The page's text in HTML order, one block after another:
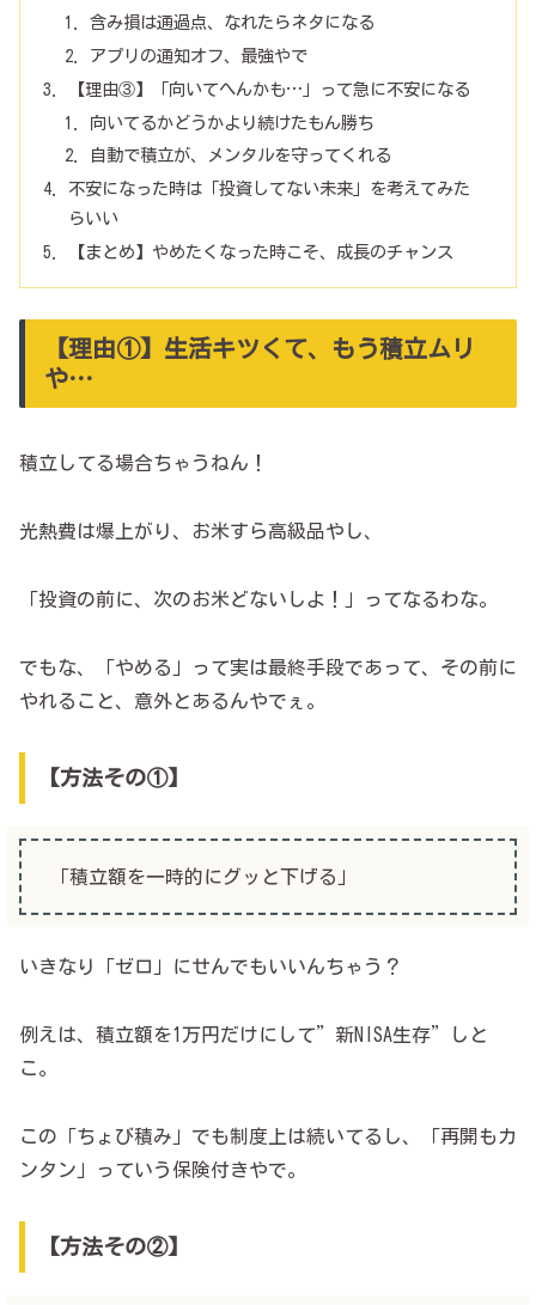
含み損は通過点、なれたらネタになる
アプリの通知オフ、最強やで
【理由③】「向いてへんかも…」って急に不安になる
向いてるかどうかより続けたもん勝ち
自動で積立が、メンタルを守ってくれる
不安になった時は「投資してない未来」を考えてみた
らいい
【まとめ】やめたくなった時こそ、成長のチャンス
【理由①】生活キツくて、もう積立ムリ
や…
積立してる場合ちゃうねん！
光熱費は爆上がり、お米すら高級品やし、
「投資の前に、次のお米どないしよ！」ってなるわな。
でもな、「やめる」って実は最終手段であって、その前に
やれること、意外とあるんやでぇ。
【方法その①】
「積立額を一時的にグッと下げる」
いきなり「ゼロ」にせんでもいいんちゃう？
例えは、積立額を1万円だけにして”新NISA生存”しと
こ。
この「ちょび積み」でも制度上は続いてるし、「再開もカ
ンタン」っていう保険付きやで。
【方法その②】